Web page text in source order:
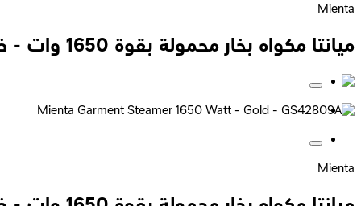
Mienta
ميانتا مكواه بخار محمولة بقوة 1650 وات - ذهبي - GS42809A
Mienta